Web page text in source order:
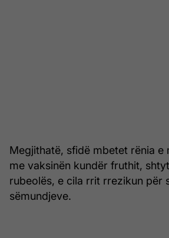
Megjithatë, sfidë mbetet rënia e
me vaksinën kundër fruthit,
rubeolës, e cila rrit rrezikun për
sëmundjeve.